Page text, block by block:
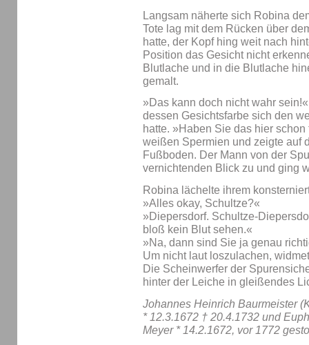
Langsam näherte sich Robina
Tote lag mit dem Rücken über
hatte, der Kopf hing weit nach
Position das Gesicht nicht
Blutlache und in die Blutlache
gemalt.
»Das kann doch nicht wahr
dessen Gesichtsfarbe sich den
hatte. »Haben Sie das hier
weißen Spermien und zeigte auf
Fußboden. Der Mann von der
vernichtenden Blick zu und ging
Robina lächelte ihrem
»Alles okay, Schultze?«
»Diepersdorf. Schultze-
bloß kein Blut sehen.«
»Na, dann sind Sie ja genau
Um nicht laut loszulachen,
Die Scheinwerfer der
hinter der Leiche in gleißendes
Johannes Heinrich Baurmeister
* 12.3.1672 † 20.4.1732 und
Meyer * 14.2.1672, vor 1772